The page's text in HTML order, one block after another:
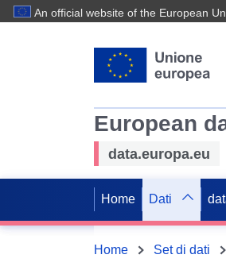
An official website of the European
European
data.europa.eu
Home Dati
Home Set di dati